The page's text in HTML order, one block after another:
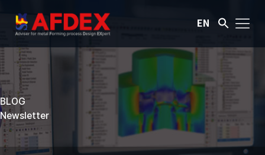
EN
BLOG
Newsletter